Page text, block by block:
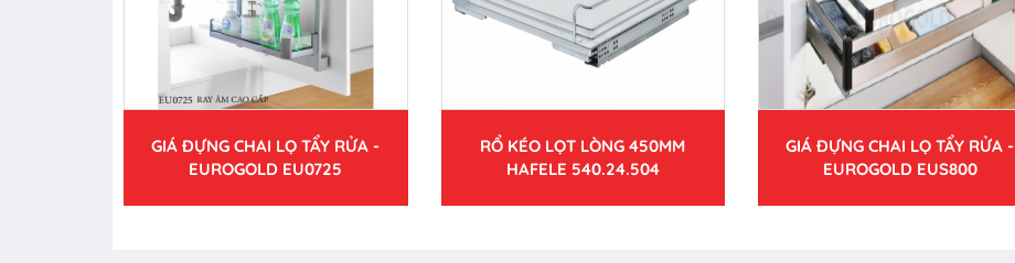
GIÁ ĐỰNG CHAI LỌ TẨY RỬA -
EUROGOLD EU0725
RỔ KÉO LỌT LÒNG 450MM
HAFELE 540.24.504
GIÁ ĐỰNG CHAI LỌ TẨY RỬA -
EUROGOLD EUS800